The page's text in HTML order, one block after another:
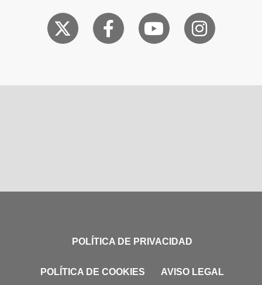
POLÍTICA DE PRIVACIDAD
POLÍTICA DE COOKIES AVISO LEGAL